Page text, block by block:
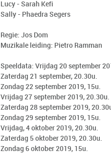
Lucy - Sarah Kefi
Sally - Phaedra Segers
Regie: Jos Dom
Muzikale leiding: Pietro Ramman
Speeldata: Vrijdag 20 september
Zaterdag 21 september, 20.30u.
Zondag 22 september 2019, 15u.
Vrijdag 27 september 2019, 20.30u.
Zaterdag 28 september 2019,
Zondag 29 september 2019, 15u.
Vrijdag, 4 oktober 2019, 20.30u.
Zaterdag 5 oktober 2019, 20.30u.
Zondag 6 oktober 2019, 15u.